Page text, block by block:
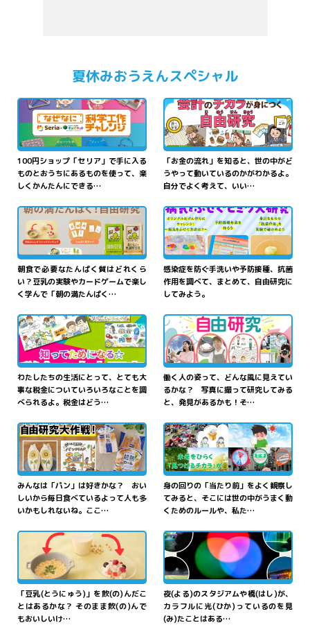
夏休みおうえんスペシャル
100円ショップ「セリア」で手に入る
ものとおうちにあるものを使って、楽
しくかんたんにできる…
「お金の流れ」を知ると、世の中がど
うやって動いているのかがわかるよ。
自分でよく考えて、いい…
朝食で必要なたんぱく質はどれくら
い？豆乳の実験やカードゲームで楽し
く学んで「朝の満たんぱく…
感染症を防ぐ手洗いや予防接種、抗菌
作用を調べて、まとめて、自由研究に
してみよう。
わたしたちの生活にとって、とても大
事な税金についていろいろなことを調
べられるよ。税金はどう…
働く人の姿って、どんな風に見えてい
るかな？ 写真に撮って研究してみる
と、発見があるかも！そ…
みんなは「パン」は好きかな？ おい
しいから毎日食べているよって人も多
いかもしれないね。ここ…
身の回りの「当たり前」をよく観察し
てみると、そこには世の中がうまく動
くためのルールや、私た…
とうにゅうのすがた
かたちを変えてみよう！
ふしぎマジッククッキン
グ">
「豆乳(とうにゅう)」を飲(の)んだこ
とはあるかな？ そのまま飲(の)んで
もおいしいけ…
街まちを彩
いろど
る「光
ひかり
の
魔法
まほう
」－光
ひかり
の三原色
さんげんしょく
実験
じっけん
ー">
夜(よる)のスタジアムや橋(はし)が、
カラフルに光(ひか)っているのを見
(み)たことはある…